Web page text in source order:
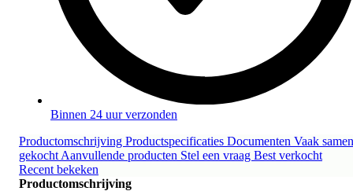
Binnen 24 uur verzonden
Productomschrijving Productspecificaties Documenten Vaak samen
gekocht Aanvullende producten Stel een vraag Best verkocht
Recent bekeken
Productomschrijving